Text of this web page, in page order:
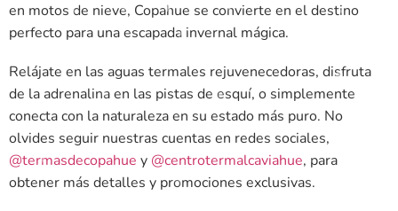
en motos de nieve, Copahue se convierte en el destino
perfecto para una escapada invernal mágica.
Relájate en las aguas termales rejuvenecedoras, disfruta
de la adrenalina en las pistas de esquí, o simplemente
conecta con la naturaleza en su estado más puro. No
olvides seguir nuestras cuentas en redes sociales,
@termasdecopahue y @centrotermalcaviahue, para
obtener más detalles y promociones exclusivas.